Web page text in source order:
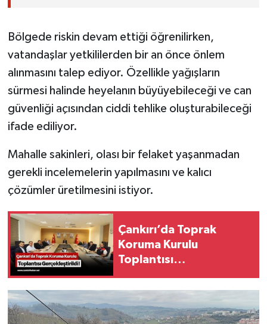
Bölgede riskin devam ettiği öğrenilirken,
vatandaşlar yetkililerden bir an önce önlem
alınmasını talep ediyor. Özellikle yağışların
sürmesi halinde heyelanın büyüyebileceği ve can
güvenliği açısından ciddi tehlike oluşturabileceği
ifade ediliyor.
Mahalle sakinleri, olası bir felaket yaşanmadan
gerekli incelemelerin yapılmasını ve kalıcı
çözümler üretilmesini istiyor.
Çankırı’da Toprak
Koruma Kurulu
Toplantısı